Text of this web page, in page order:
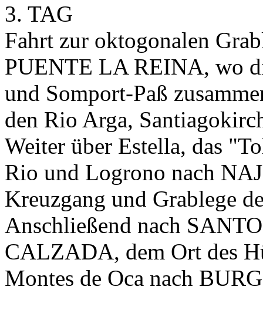
3. TAG
Fahrt zur oktogonalen
PUENTE LA REINA, wo
und Somport-Paß
den Rio Arga,
Weiter über Estella, das
Rio und Logrono nach
Kreuzgang und Grablege
Anschließend nach
CALZADA, dem Ort des
Montes de Oca nach